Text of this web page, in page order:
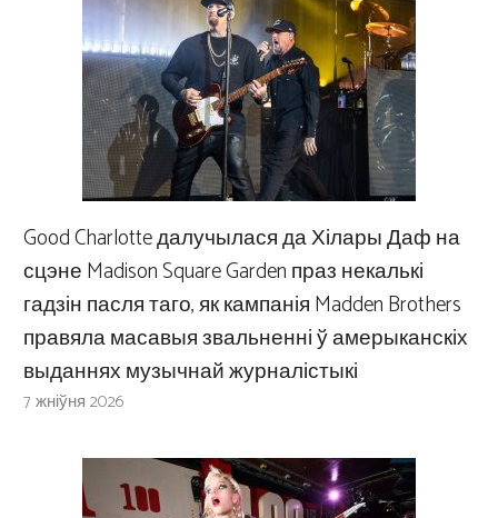
Good Charlotte далучылася да Хілары Даф на
сцэне Madison Square Garden праз некалькі
гадзін пасля таго, як кампанія Madden Brothers
правяла масавыя звальненні ў амерыканскіх
выданнях музычнай журналістыкі
7 жніўня 2026